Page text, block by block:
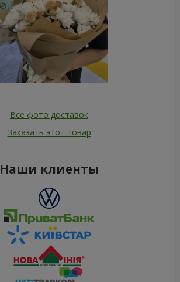
Все фото доставок
Заказать этот товар
Наши клиенты